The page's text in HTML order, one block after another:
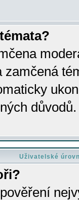
zamčená
důvodů.
Uživatelské